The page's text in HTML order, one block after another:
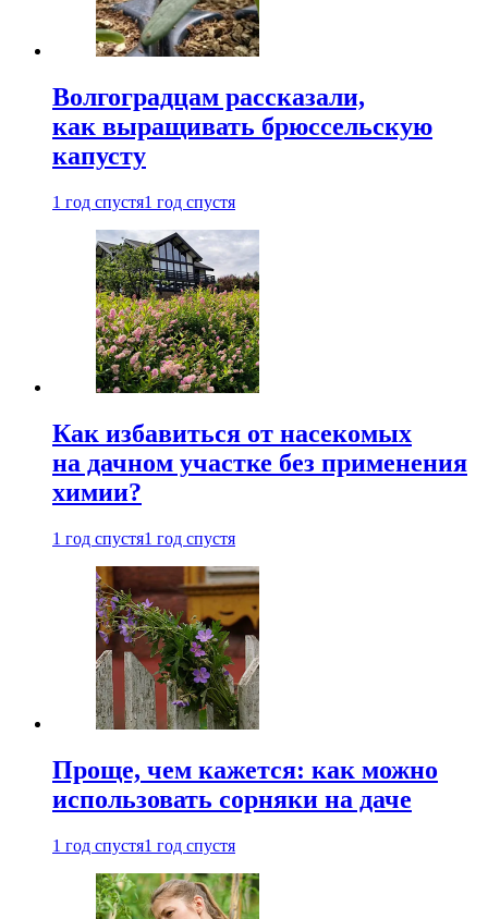
Волгоградцам рассказали,
как выращивать брюссельскую
капусту
1 год спустя1 год спустя
Как избавиться от насекомых
на дачном участке без применения
химии?
1 год спустя1 год спустя
Проще, чем кажется: как можно
использовать сорняки на даче
1 год спустя1 год спустя